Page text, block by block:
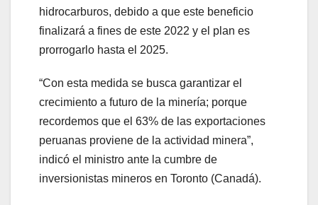
hidrocarburos, debido a que este beneficio
finalizará a fines de este 2022 y el plan es
prorrogarlo hasta el 2025.
“Con esta medida se busca garantizar el
crecimiento a futuro de la minería; porque
recordemos que el 63% de las exportaciones
peruanas proviene de la actividad minera”,
indicó el ministro ante la cumbre de
inversionistas mineros en Toronto (Canadá).